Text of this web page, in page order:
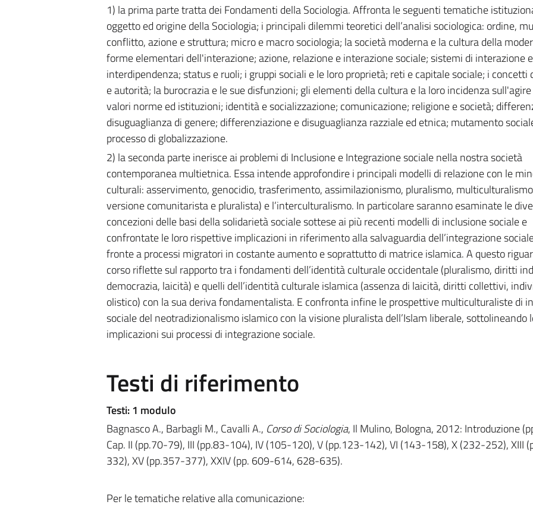
1) la prima parte tratta dei Fondamenti della Sociologia. Affronta le seguenti tematiche
oggetto ed origine della Sociologia; i principali dilemmi teoretici dell’analisi sociologica: ordine,
conflitto, azione e struttura; micro e macro sociologia; la società moderna e la cultura della
forme elementari dell'interazione; azione, relazione e interazione sociale; sistemi di interazione
interdipendenza; status e ruoli; i gruppi sociali e le loro proprietà; reti e capitale sociale; i concetti
e autorità; la burocrazia e le sue disfunzioni; gli elementi della cultura e la loro incidenza
valori norme ed istituzioni; identità e socializzazione; comunicazione; religione e società;
disuguaglianza di genere; differenziazione e disuguaglianza razziale ed etnica; mutamento
processo di globalizzazione.
2) la seconda parte inerisce ai problemi di Inclusione e Integrazione sociale nella nostra società
contemporanea multietnica. Essa intende approfondire i principali modelli di relazione con le
culturali: asservimento, genocidio, trasferimento, assimilazionismo, pluralismo,
versione comunitarista e pluralista) e l’interculturalismo. In particolare saranno esaminate le
concezioni delle basi della solidarietà sociale sottese ai più recenti modelli di inclusione sociale e
confrontate le loro rispettive implicazioni in riferimento alla salvaguardia dell’integrazione
fronte a processi migratori in costante aumento e soprattutto di matrice islamica. A questo
corso riflette sul rapporto tra i fondamenti dell’identità culturale occidentale (pluralismo, diritti
democrazia, laicità) e quelli dell’identità culturale islamica (assenza di laicità, diritti collettivi,
olistico) con la sua deriva fondamentalista. E confronta infine le prospettive multiculturaliste di
sociale del neotradizionalismo islamico con la visione pluralista dell’Islam liberale, sottolineando
implicazioni sui processi di integrazione sociale.
Testi di riferimento
Testi: 1 modulo
Bagnasco A., Barbagli M., Cavalli A., Corso di Sociologia, Il Mulino, Bologna, 2012: Introduzione
Cap. II (pp.70-79), III (pp.83-104), IV (105-120), V (pp.123-142), VI (143-158), X (232-252), XIII
332), XV (pp.357-377), XXIV (pp. 609-614, 628-635).
Per le tematiche relative alla comunicazione: